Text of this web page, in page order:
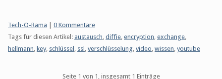
Kategorien:
Tech-O-Rama
0 Kommentare
Tags für diesen Artikel: austausch, diffie, encryption, exchange,
hellmann, key, schlüssel , ssl , verschlüsselung, video, wissen, youtube
Seite 1 von 1, insgesamt 1 Einträge